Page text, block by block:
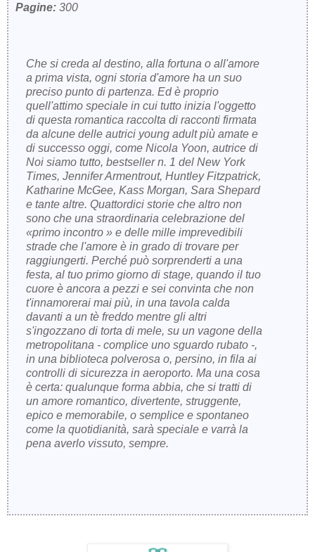
Pagine: 300
Che si creda al destino, alla fortuna o all'amore
a prima vista, ogni storia d'amore ha un suo
preciso punto di partenza. Ed è proprio
quell'attimo speciale in cui tutto inizia l'oggetto
di questa romantica raccolta di racconti firmata
da alcune delle autrici young adult più amate e
di successo oggi, come Nicola Yoon, autrice di
Noi siamo tutto, bestseller n. 1 del New York
Times, Jennifer Armentrout, Huntley Fitzpatrick,
Katharine McGee, Kass Morgan, Sara Shepard
e tante altre. Quattordici storie che altro non
sono che una straordinaria celebrazione del
«primo incontro » e delle mille imprevedibili
strade che l'amore è in grado di trovare per
raggiungerti. Perché può sorprenderti a una
festa, al tuo primo giorno di stage, quando il tuo
cuore è ancora a pezzi e sei convinta che non
t'innamorerai mai più, in una tavola calda
davanti a un tè freddo mentre gli altri
s'ingozzano di torta di mele, su un vagone della
metropolitana - complice uno sguardo rubato -,
in una biblioteca polverosa o, persino, in fila ai
controlli di sicurezza in aeroporto. Ma una cosa
è certa: qualunque forma abbia, che si tratti di
un amore romantico, divertente, struggente,
epico e memorabile, o semplice e spontaneo
come la quotidianità, sarà speciale e varrà la
pena averlo vissuto, sempre.